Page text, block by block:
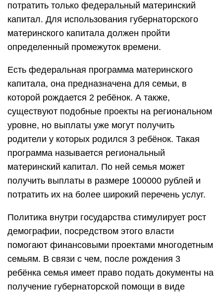
потратить только федеральный материнский
капитал. Для использования губернаторского
материнского капитала должен пройти
определенный промежуток времени.
Есть федеральная программа материнского
капитала, она предназначена для семьи, в
которой рождается 2 ребёнок. А также,
существуют подобные проекты на региональном
уровне, но выплаты уже могут получить
родители у которых родился 3 ребёнок. Такая
программа называется региональный
материнский капитал. По ней семья может
получить выплаты в размере 100000 рублей и
потратить их на более широкий перечень услуг.
Политика внутри государства стимулирует рост
демографии, посредством этого власти
помогают финансовыми проектами многодетным
семьям. В связи с чем, после рождения 3
ребёнка семья имеет право подать документы на
получение губернаторской помощи в виде